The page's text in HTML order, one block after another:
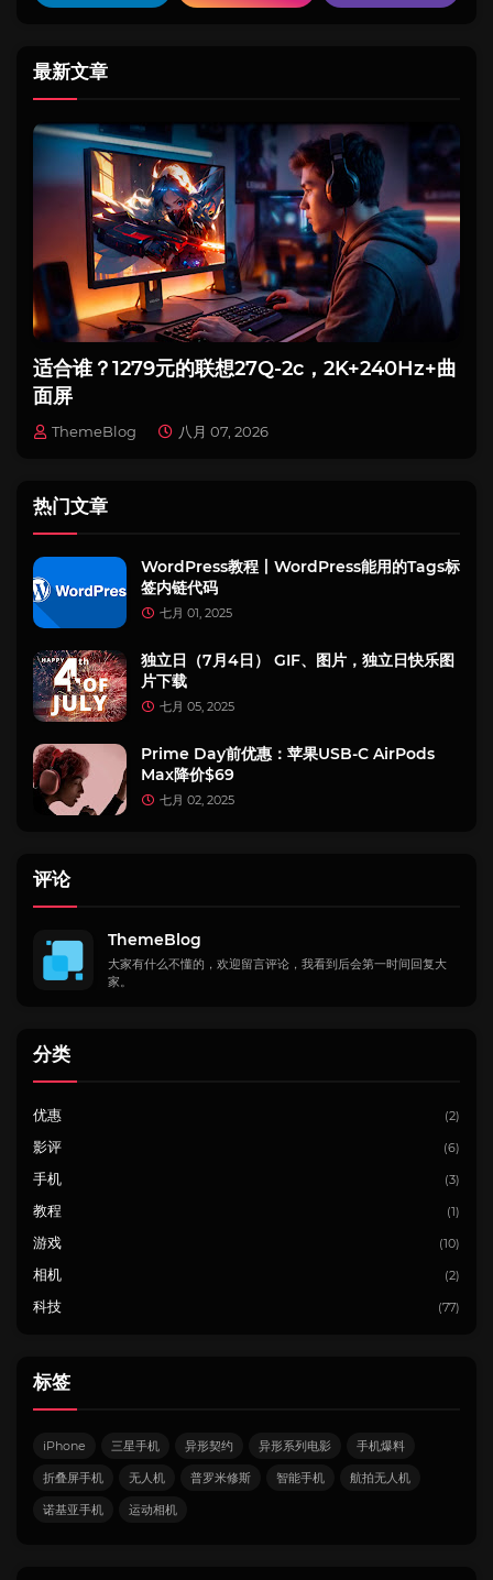
最新文章
适合谁？1279元的联想27Q-2c，2K+240Hz+曲
面屏
ThemeBlog 八月 07, 2026
热门文章
WordPress教程丨WordPress能用的Tags标
签内链代码
七月 01, 2025
独立日（7月4日） GIF、图片，独立日快乐图
片下载
七月 05, 2025
Prime Day前优惠：苹果USB-C AirPods
Max降价$69
七月 02, 2025
评论
ThemeBlog
大家有什么不懂的，欢迎留言评论，我看到后会第一时间回复大
家。
分类
优惠 (2)
影评 (6)
手机 (3)
教程 (1)
游戏 (10)
相机 (2)
科技 (77)
标签
iPhone 三星手机 异形契约 异形系列电影 手机爆料
折叠屏手机 无人机 普罗米修斯 智能手机 航拍无人机
诺基亚手机 运动相机